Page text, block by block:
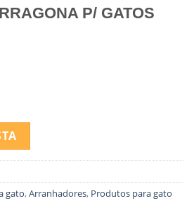
P/ GATOS
TARRAGONA P/ GATOS (ANTRACITE)
gato,Arranhadores, Produtos para gato